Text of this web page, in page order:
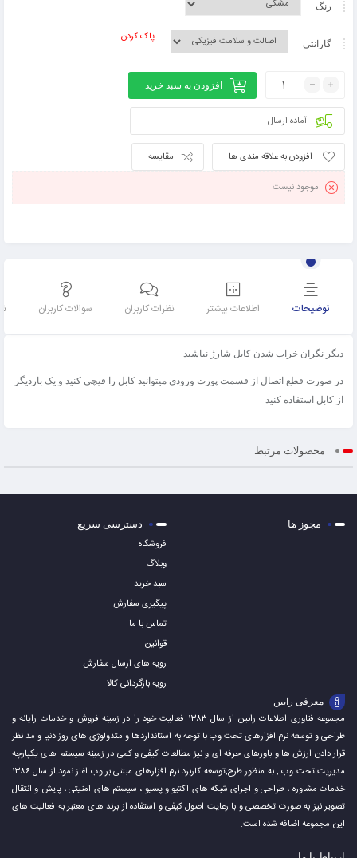
رنگ
گارانتی پاک کردن
افزودن به سبد خرید
آماده ارسال
مقایسه افزودن به علاقه مندی ها
موجود نیست
توضیحات اطلاعات بیشتر نظرات کاربران سوالات کاربران
دیگر نگران خراب شدن کابل شارژ نباشید
در صورت قطع اتصال از قسمت پورت ورودی میتوانید کابل را قیچی کنید و یک باردیگر
از کابل استفاده کنید
محصولات مرتبط
مجوز ها دسترسی سریع
فروشگاه
وبلاگ
سبد خرید
پیگیری سفارش
تماس با ما
قوانین
رویه های ارسال سفارش
رویه بازگردانی کالا
معرفی رابین
مجموعه فناوری اطلاعات رابین از سال ۱۳۸۳ فعالیت خود را در زمینه فروش و خدمات رایانه و
طراحی و توسعه نرم افزارهای تحت وب با توجه به استانداردها و متدولوژی های روز دنیا و مد نظر
قرار دادن ارزش ها و باورهای حرفه ای و نیز مطالعات کیفی و کمی در زمینه سیستم های یکپارچه
مدیریت تحت وب , به منظور طرح,توسعه کاربرد نرم افزارهای مبتنی بر وب اغاز نمود.از سال ۱۳۸۶
خدمات مشاوره ، طراحی و اجرای شبکه های اکتیو و پسیو ، سیستم های امنیتی ، پایش و انتقال
تصویر نیز به صورت تخصصی و با رعایت اصول کیفی و استفاده از برند های معتبر به فعالیت های
این مجموعه اضافه شده است.